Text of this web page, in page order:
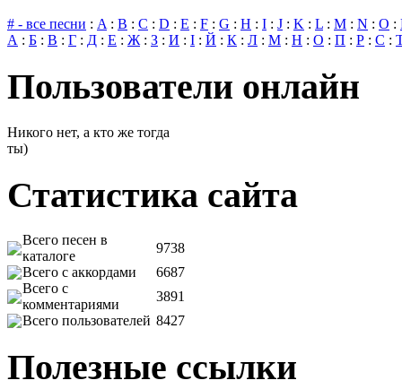
# - все песни : A: B : C : D : E : F : G : H : I : J : K : L : M : N : O :
А : Б : В : Г : Д : Е : Ж: З : И : І : Й : К : Л : М : Н : О : П : Р : С :
Пользователи онлайн
Никого нет, а кто же тогда
ты)
Статистика сайта
Всего песен в
каталоге
9738
Всего с аккордами
6687
Всего с
комментариями
3891
Всего пользователей 8427
Полезные ссылки